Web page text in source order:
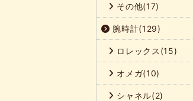
その他(17)
腕時計(129)
ロレックス(15)
オメガ(10)
シャネル(2)